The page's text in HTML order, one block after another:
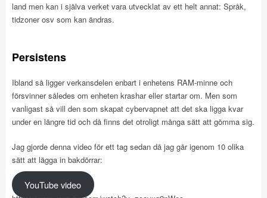
land men kan i själva verket vara utvecklat av ett helt annat: Språk,
tidzoner osv som kan ändras.
Persistens
Ibland så ligger verkansdelen enbart i enhetens RAM-minne och
försvinner således om enheten krashar eller startar om. Men som
vanligast så vill den som skapat cybervapnet att det ska ligga kvar
under en längre tid och då finns det otroligt många sätt att gömma sig.
Jag gjorde denna video för ett tag sedan då jag går igenom 10 olika
sätt att lägga in bakdörrar:
YouTube video